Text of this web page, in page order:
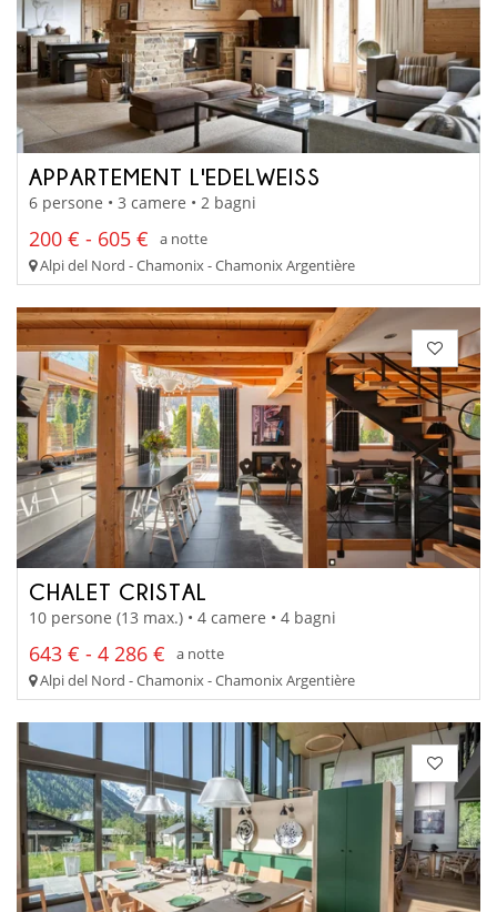
APPARTEMENT L'EDELWEISS
6 persone • 3 camere • 2 bagni
200 € - 605 €
a notte
Alpi del Nord - Chamonix - Chamonix Argentière
CHALET CRISTAL
10 persone (13 max.) • 4 camere • 4 bagni
643 € - 4 286 €
a notte
Alpi del Nord - Chamonix - Chamonix Argentière